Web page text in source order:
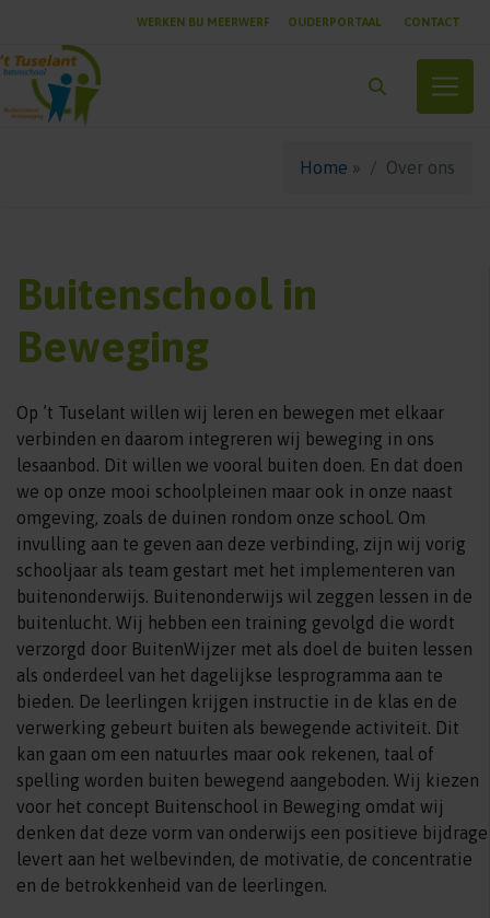
WERKEN BIJ MEERWERF OUDERPORTAAL CONTACT
Home » Over ons
Buitenschool in
Beweging
Op ’t Tuselant willen wij leren en bewegen met elkaar
verbinden en daarom integreren wij beweging in ons
lesaanbod. Dit willen we vooral buiten doen. En dat doen
we op onze mooi schoolpleinen maar ook in onze naast
omgeving, zoals de duinen rondom onze school. Om
invulling aan te geven aan deze verbinding, zijn wij vorig
schooljaar als team gestart met het implementeren van
buitenonderwijs. Buitenonderwijs wil zeggen lessen in de
buitenlucht. Wij hebben een training gevolgd die wordt
verzorgd door BuitenWijzer met als doel de buiten lessen
als onderdeel van het dagelijkse lesprogramma aan te
bieden. De leerlingen krijgen instructie in de klas en de
verwerking gebeurt buiten als bewegende activiteit. Dit
kan gaan om een natuurles maar ook rekenen, taal of
spelling worden buiten bewegend aangeboden. Wij kiezen
voor het concept Buitenschool in Beweging omdat wij
denken dat deze vorm van onderwijs een positieve bijdrage
levert aan het welbevinden, de motivatie, de concentratie
en de betrokkenheid van de leerlingen.